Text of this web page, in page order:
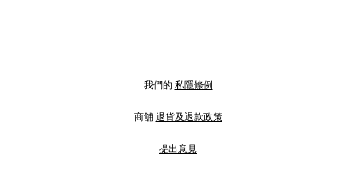
我們的 私隱條例
商舖 退貨及退款政策
提出意見